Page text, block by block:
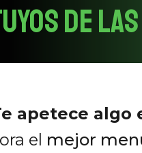
DE LAS
apetece algo
el mejor